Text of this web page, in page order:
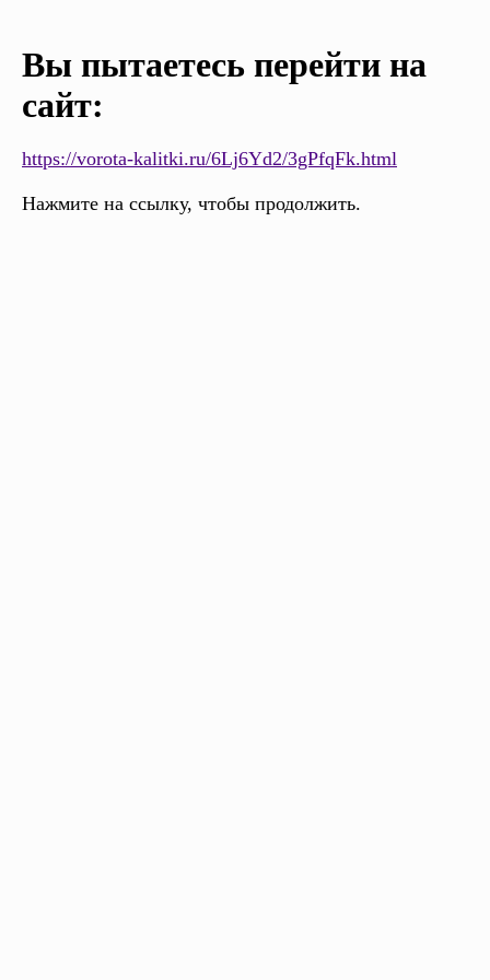
Вы пытаетесь перейти на
сайт:
https://vorota-kalitki.ru/6Lj6Yd2/3gPfqFk.html
Нажмите на ссылку, чтобы продолжить.